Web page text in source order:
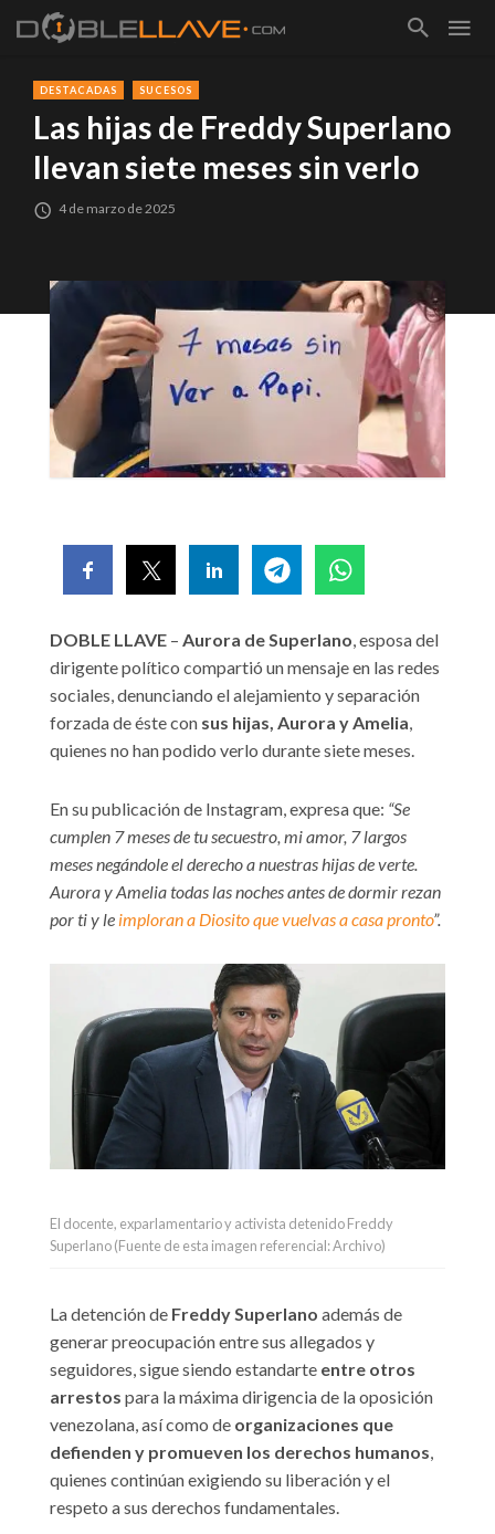
DESTACADAS SUCESOS
Las hijas de Freddy Superlano
llevan siete meses sin verlo
4 de marzo de 2025
DOBLE LLAVE – Aurora de Superlano, esposa del
dirigente político compartió un mensaje en las redes
sociales, denunciando el alejamiento y separación
forzada de éste con sus hijas, Aurora y Amelia,
quienes no han podido verlo durante siete meses.
En su publicación de Instagram, expresa que: “Se
cumplen 7 meses de tu secuestro, mi amor, 7 largos
meses negándole el derecho a nuestras hijas de verte.
Aurora y Amelia todas las noches antes de dormir rezan
por ti y le imploran a Diosito que vuelvas a casa pronto”.
El docente, exparlamentario y activista detenido Freddy
Superlano (Fuente de esta imagen referencial: Archivo)
La detención de Freddy Superlano además de
generar preocupación entre sus allegados y
seguidores, sigue siendo estandarte entre otros
arrestos para la máxima dirigencia de la oposición
venezolana, así como de organizaciones que
defienden y promueven los derechos humanos,
quienes continúan exigiendo su liberación y el
respeto a sus derechos fundamentales.